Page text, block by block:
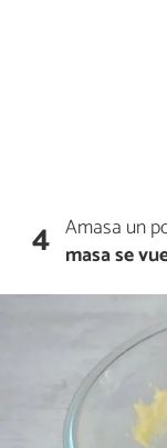
4 Amasa un
masa se